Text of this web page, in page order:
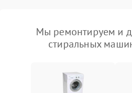
Мы ремонтируем и
стиральных